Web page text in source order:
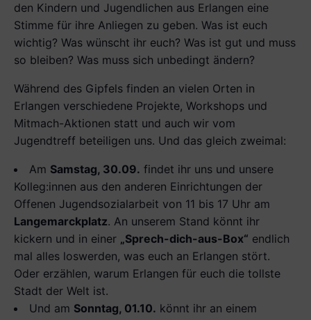
den Kindern und Jugendlichen aus Erlangen eine
Stimme für ihre Anliegen zu geben. Was ist euch
wichtig? Was wünscht ihr euch? Was ist gut und muss
so bleiben? Was muss sich unbedingt ändern?
Während des Gipfels finden an vielen Orten in
Erlangen verschiedene Projekte, Workshops und
Mitmach-Aktionen statt und auch wir vom
Jugendtreff beteiligen uns. Und das gleich zweimal:
Am Samstag, 30.09. findet ihr uns und unsere
Kolleg:innen aus den anderen Einrichtungen der
Offenen Jugendsozialarbeit von 11 bis 17 Uhr am
Langemarckplatz. An unserem Stand könnt ihr
kickern und in einer „Sprech-dich-aus-Box“ endlich
mal alles loswerden, was euch an Erlangen stört.
Oder erzählen, warum Erlangen für euch die tollste
Stadt der Welt ist.
Und am Sonntag, 01.10. könnt ihr an einem